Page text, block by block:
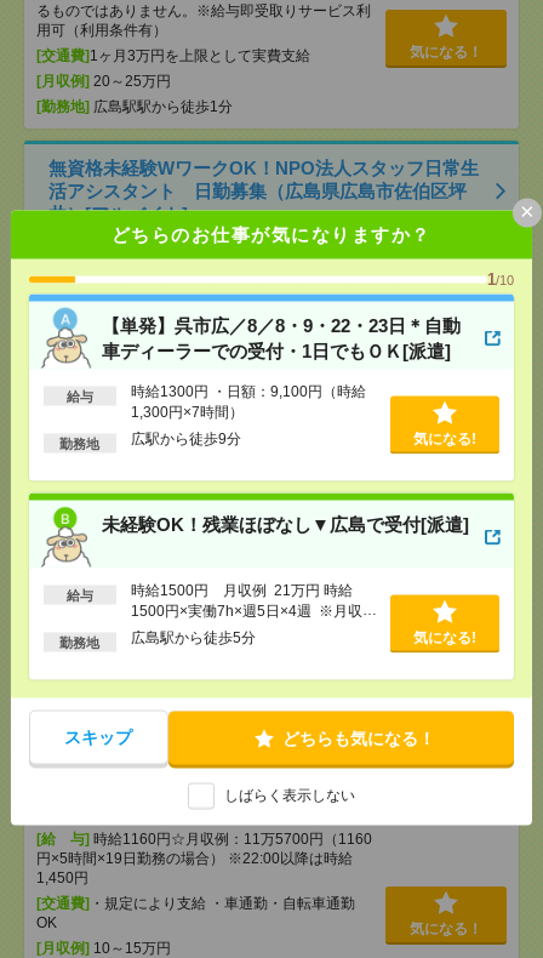
どちらのお仕事が気になりますか？
1/10
【単発】呉市広／8／8・9・22・23日＊自動
車ディーラーでの受付・1日でもＯＫ[派遣]
給与
時給1300円 ・日額：9,100円（時給
1,300円×7時間）
勤務地 広駅から徒歩9分 気になる!
未経験OK！残業ほぼなし▼広島で受付[派遣]
給与
時給1500円 月収例 21万円 時給
1500円×実働7h×週5日×4週 ※月収例
を保証するものではありません。※給
勤務地 広島駅から徒歩5分 気になる!
スキップ どちらも気になる！
しばらく表示しない
×
るものではありません。※給与即受取りサービス利
用可（利用条件有）
[交通費]1ヶ月3万円を上限として実費支給
[月収例] 20～25万円
[勤務地] 広島駅駅から徒歩1分
気になる！
無資格未経験WワークOK！NPO法人スタッフ日常生
活アシスタント 日勤募集（広島県広島市佐伯区坪
井）[アルバイト]
[給 与]時給2,000円～2,000円
[勤務地]広島県広島市佐伯区坪井（最寄り駅：広島
電鉄2系統宮島線 楽々園駅）
気になる！
化粧品やフェイスパックのシール貼り・検品
_H121676[派遣]
[給 与]時給1,450円
[勤務地]瀬戸駅から車8分/香登駅から車13分/長船
駅から車12分/…
気になる！
【週2日＊高時給1550円～】シニア向けマンションで
食事の配膳や見守り＊介護[派遣]
[給 与]経験者時給1550円～ 介護福祉士時給
[交通費]交通費全額支給
東福山駅/松永駅/…
気になる！
【夕方から5時間だけ♬】中国新聞社グループでの簡
単データ入力・チェック業務[派遣]
[給 与] 時給1160円☆月収例：11万5700円（1160
円×5時間×19日勤務の場合） ※22:00以降は時給
1,450円
[交通費] ・規定により支給 ・車通勤・自転車通勤
OK
[月収例] 10～15万円
気になる！